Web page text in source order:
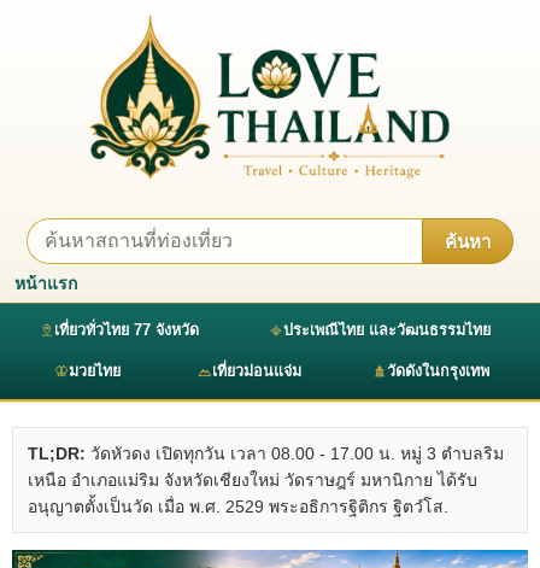
ค้นหา
หน้าแรก
เที่ยวทั่วไทย 77 จังหวัด ประเพณีไทย และวัฒนธรรมไทย
มวยไทย เที่ยวม่อนแจ่ม วัดดังในกรุงเทพ
TL;DR: วัดหัวดง เปิดทุกวัน เวลา 08.00 - 17.00 น. หมู่ 3 ตำบลริม
เหนือ อำเภอแม่ริม จังหวัดเชียงใหม่ วัดราษฎร์ มหานิกาย ได้รับ
อนุญาตตั้งเป็นวัด เมื่อ พ.ศ. 2529 พระอธิการฐิติกร ฐิตวํโส.